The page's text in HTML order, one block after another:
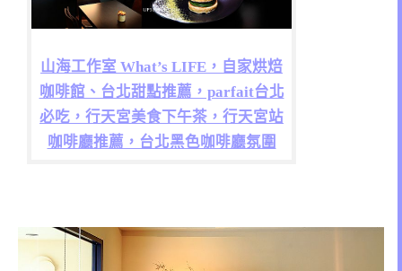
山海工作室 What’s LIFE，自家烘焙
咖啡館、台北甜點推薦，parfait台北
必吃，行天宮美食下午茶，行天宮站
咖啡廳推薦，台北黑色咖啡廳氛圍